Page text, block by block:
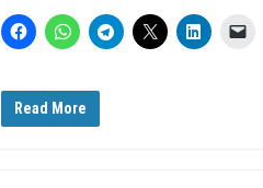
Read More